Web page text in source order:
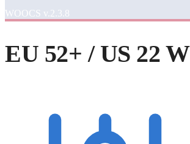
WOOCS v.2.3.8
EU 52+ / US 22 W